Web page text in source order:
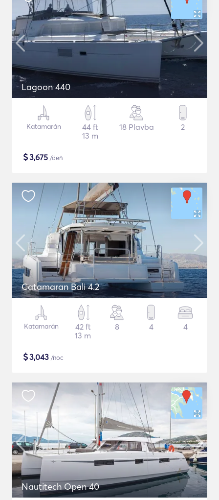
Lagoon 440
Katamarán
44 ft
13 m
18 Plavba 2
$3,675 /deň
Catamaran Bali 4.2
Katamarán
42 ft
13 m
8 4 4
$3,043 /noc
Nautitech Open 40